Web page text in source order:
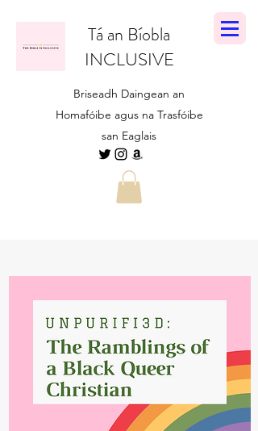
Tá an Bíobla
INCLUSIVE
Briseadh Daingean an
Homafóibe agus na Trasfóibe
san Eaglais